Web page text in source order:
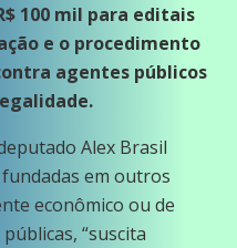
100 mil para editais
e o procedimento
agentes públicos
Alex Brasil
em outros
econômico ou de
“suscita